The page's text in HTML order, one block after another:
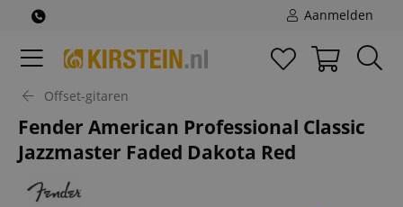
Aanmelden
Offset-gitaren
Fender American Professional Classic
Jazzmaster Faded Dakota Red